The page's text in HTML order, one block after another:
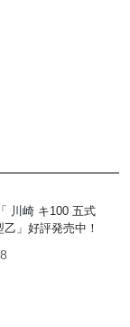
川崎 キ100 五式
」好評発売中！